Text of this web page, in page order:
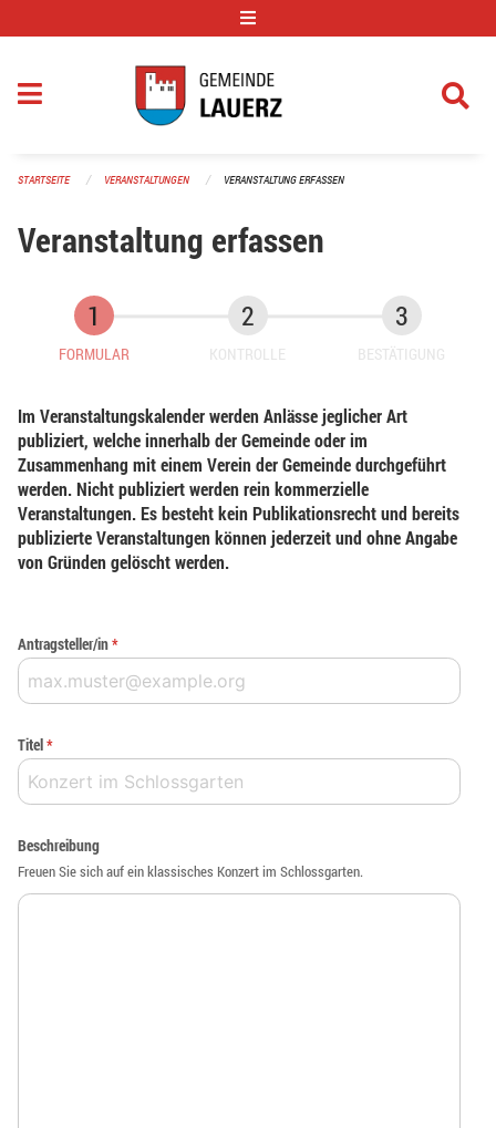
STARTSEITE VERANSTALTUNGEN VERANSTALTUNG ERFASSEN
Veranstaltung erfassen
FORMULAR KONTROLLE BESTÄTIGUNG
Im Veranstaltungskalender werden Anlässe jeglicher Art
publiziert, welche innerhalb der Gemeinde oder im
Zusammenhang mit einem Verein der Gemeinde durchgeführt
werden. Nicht publiziert werden rein kommerzielle
Veranstaltungen. Es besteht kein Publikationsrecht und bereits
publizierte Veranstaltungen können jederzeit und ohne Angabe
von Gründen gelöscht werden.
Antragsteller/in*
Titel*
Beschreibung
Freuen Sie sich auf ein klassisches Konzert im Schlossgarten.